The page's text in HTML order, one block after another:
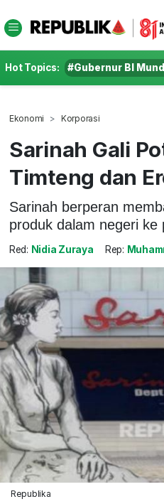
Hot Topics: #Gubernur BI
Ekonomi Korporasi
Sarinah Gali
Timteng dan
Sarinah berperan
produk dalam negeri ke
Red: Nidia Zuraya Rep:
Republika